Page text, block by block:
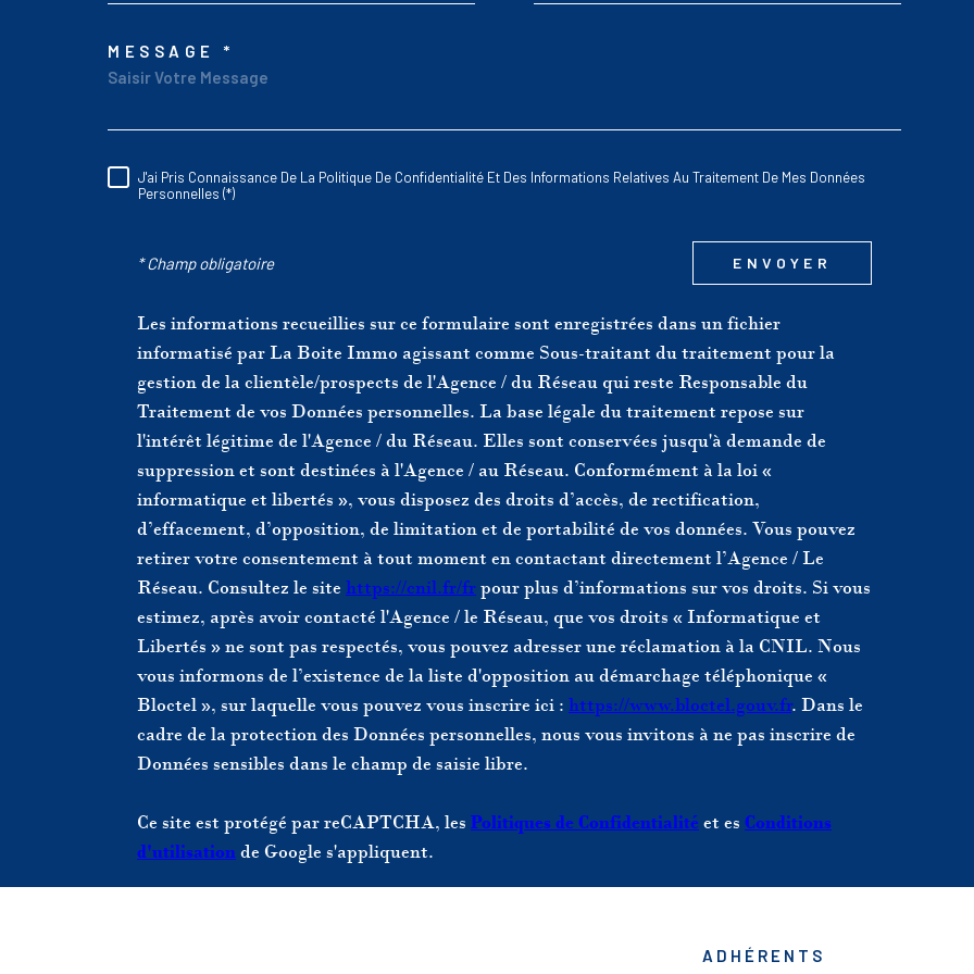
TRAD_MELTEM_VOREDEMANDE
MESSAGE *
RÈGLEMENTATION
J'ai Pris Connaissance De La Politique De Confidentialité Et Des Informations Relatives Au Traitement De Mes Données
Personnelles (*)
* Champ obligatoire ENVOYER
Les informations recueillies sur ce formulaire sont enregistrées dans un fichier
informatisé par La Boite Immo agissant comme Sous-traitant du traitement pour la
gestion de la clientèle/prospects de l'Agence / du Réseau qui reste Responsable du
Traitement de vos Données personnelles. La base légale du traitement repose sur
l'intérêt légitime de l'Agence / du Réseau. Elles sont conservées jusqu'à demande de
suppression et sont destinées à l'Agence / au Réseau. Conformément à la loi «
informatique et libertés », vous disposez des droits d’accès, de rectification,
d’effacement, d’opposition, de limitation et de portabilité de vos données. Vous pouvez
retirer votre consentement à tout moment en contactant directement l’Agence / Le
Réseau. Consultez le site https://cnil.fr/frpour plus d’informations sur vos droits. Si vous
estimez, après avoir contacté l'Agence / le Réseau, que vos droits « Informatique et
Libertés » ne sont pas respectés, vous pouvez adresser une réclamation à la CNIL. Nous
vous informons de l’existence de la liste d'opposition au démarchage téléphonique «
Bloctel », sur laquelle vous pouvez vous inscrire ici : https://www.bloctel.gouv.fr. Dans le
cadre de la protection des Données personnelles, nous vous invitons à ne pas inscrire de
Données sensibles dans le champ de saisie libre.
Ce site est protégé par reCAPTCHA, les Politiques de Confidentialitéet es Conditions
d'utilisationde Google s'appliquent.
ADHÉRENTS